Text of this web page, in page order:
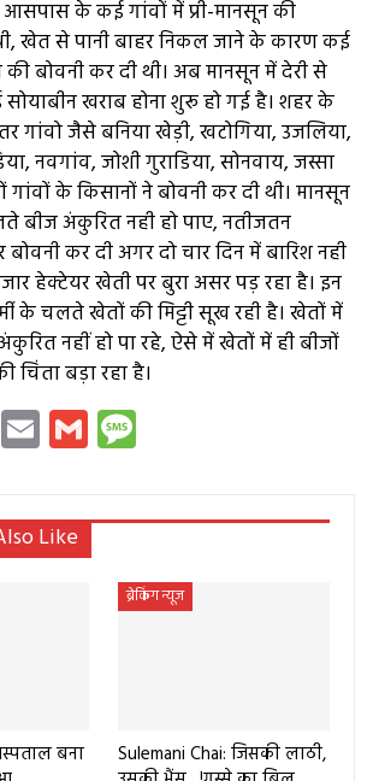
के कई गांवों में प्री-मानसून की
खेत से पानी बाहर निकल जाने के कारण कई
की बोवनी कर दी थी। अब मानसून में देरी से
सोयाबीन खराब होना शुरू हो गई है। शहर के
गांवो जैसे बनिया खेड़ी, खटोगिया, उजलिया,
नवगांव, जोशी गुराडिया, सोनवाय, जस्सा
गांवों के किसानों ने बोवनी कर दी थी। मानसून
बीज अंकुरित नही हो पाए, नतीजतन
बोवनी कर दी अगर दो चार दिन में बारिश नही
हेक्टेयर खेती पर बुरा असर पड़ रहा है। इन
के चलते खेतों की मिट्टी सूख रही है। खेतों में
नहीं हो पा रहे, ऐसे में खेतों में ही बीजों
चिंता बड़ा रहा है।
Twitter
EmailGmail
Like
बना
ब्रेकिंग न्यूज
Sulemani Chai: जिसकी लाठी,